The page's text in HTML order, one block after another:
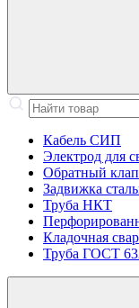
Кабель СИП
Электрод для
Обратный
Задвижка
Труба НКТ
Кладочная
Труба ГОСТ